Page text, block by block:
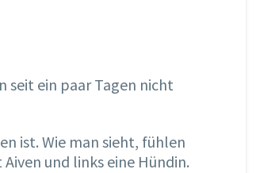
seit ein paar Tagen nicht
ist. Wie man sieht, fühlen
und links eine Hündin.